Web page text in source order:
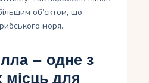
об’єктом, що
моря.
– одне з
місць для